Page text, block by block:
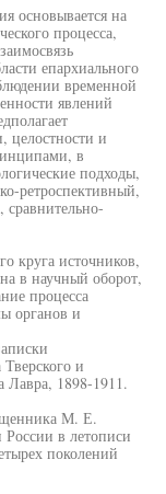
основывается на
процесса,
епархиального
временной
явлений
целостности и
в
подходы,
ретроспективный,
сравнительно-
круга источников,
в научный оборот,
процесса
органов и
и
Лавра, 1898-1911.
М. Е.
в летописи
поколений